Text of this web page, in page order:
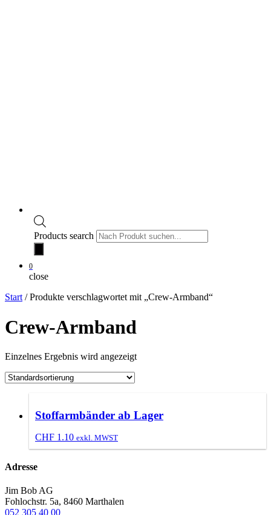
Products search
0
close
Start / Produkte verschlagwortet mit „Crew-Armband“
Crew-Armband
Einzelnes Ergebnis wird angezeigt
Stoffarmbänder ab Lager
CHF 1.10 exkl. MWST
Adresse
Jim Bob AG
Fohlochstr. 5a, 8460 Marthalen
052 305 40 00